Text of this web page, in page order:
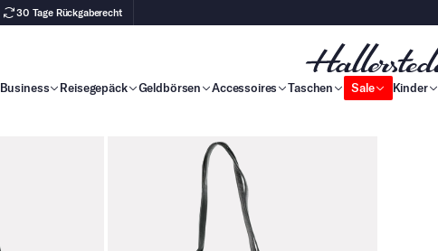
30 Tage Rückgaberecht
Business Reisegepäck Geldbörsen Accessoires Taschen Sale Kinder